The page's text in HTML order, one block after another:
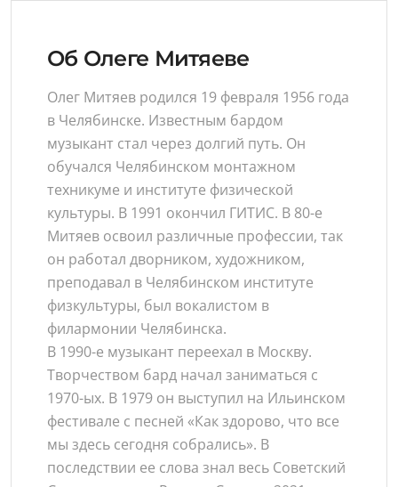
Об Олеге Митяеве
Олег Митяев родился 19 февраля 1956 года
в Челябинске. Известным бардом
музыкант стал через долгий путь. Он
обучался Челябинском монтажном
техникуме и институте физической
культуры. В 1991 окончил ГИТИС. В 80-е
Митяев освоил различные профессии, так
он работал дворником, художником,
преподавал в Челябинском институте
физкультуры, был вокалистом в
филармонии Челябинска.
В 1990-е музыкант переехал в Москву.
Творчеством бард начал заниматься с
1970-ых. В 1979 он выступил на Ильинском
фестивале с песней «Как здорово, что все
мы здесь сегодня собрались». В
последствии ее слова знал весь Советский